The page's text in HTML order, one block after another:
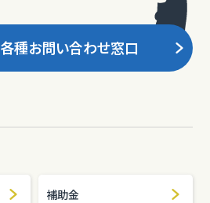
各種お問い合わせ窓口
補助金